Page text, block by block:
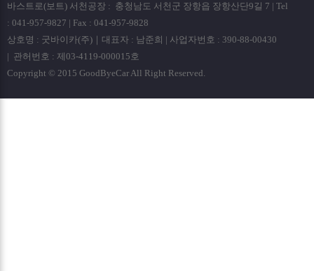
바스트로(보트) 서천공장 : 충청남도 서천군 장항읍 장항산단9길 7 | Tel
: 041-957-9827 | Fax : 041-957-9828
상호명 : 굿바이카(주)｜대표자 : 남준희 | 사업자번호 : 390-88-00430
| 관허번호 : 제03-4119-000015호
Copyright © 2015 GoodByeCar All Right Reserved.